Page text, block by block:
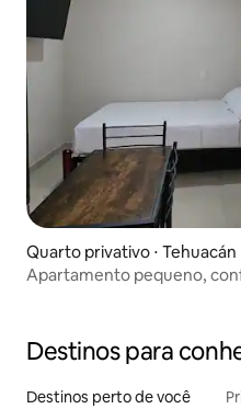
Quarto privativo ⋅ Tehuacán
Apartamento pequeno,
Destinos para
Destinos perto de você